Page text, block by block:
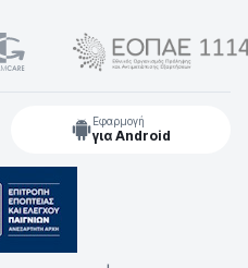
Εφαρμογή
για Android